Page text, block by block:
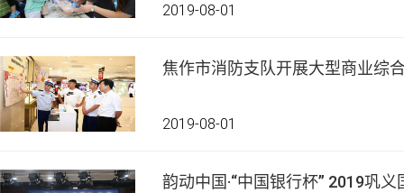
2019-08-01
焦作市消防支队开展大型商业综
2019-08-01
韵动中国·“中国银行杯” 2019巩义国际马拉松赛将于9月22日